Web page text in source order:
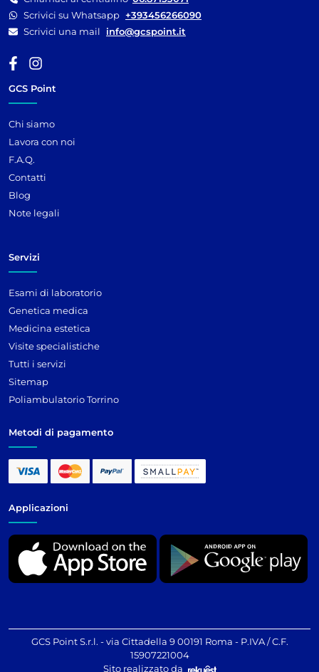
Scrivici su Whatsapp +393456266090
Scrivici una mail
info@gcspoint.it
GCS Point
Chi siamo
Lavora con noi
F.A.Q.
Contatti
Blog
Note legali
Servizi
Esami di laboratorio
Genetica medica
Medicina estetica
Visite specialistiche
Tutti i servizi
Sitemap
Poliambulatorio Torrino
Metodi di pagamento
Applicazioni
GCS Point S.r.l. - via Cittadella 9 00191 Roma - P.IVA / C.F.
15907221004
Sito realizzato da